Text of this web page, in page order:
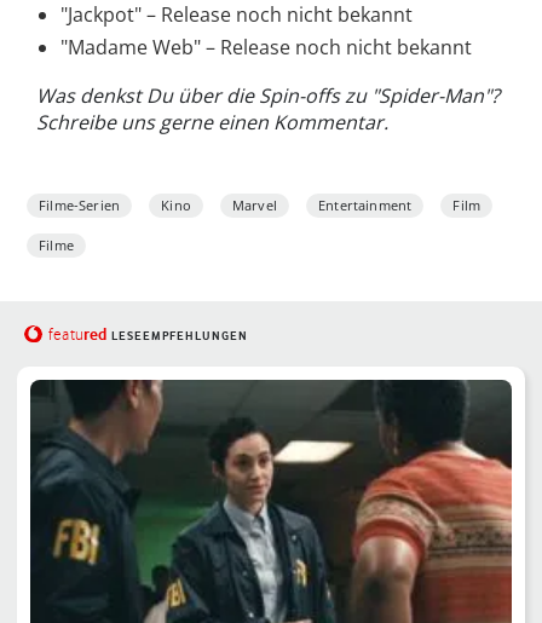
"Jackpot" – Release noch nicht bekannt
"Madame Web" – Release noch nicht bekannt
Was denkst Du über die Spin-offs zu "Spider-Man"?
Schreibe uns gerne einen Kommentar.
Filme-Serien Kino Marvel Entertainment Film
Filme
featured LESEEMPFEHLUNGEN